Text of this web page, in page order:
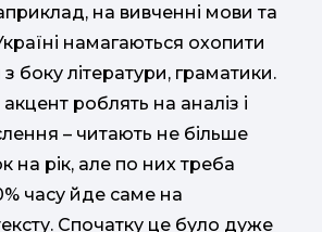
на вивченні мови та
намагаються охопити
з боку літератури, граматики.
роблять на аналіз і
– читають не більше
на рік, але по них треба
часу йде саме на
Спочатку це було дуже